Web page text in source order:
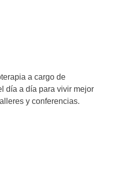
a cargo de
día a día para vivir mejor
y conferencias.